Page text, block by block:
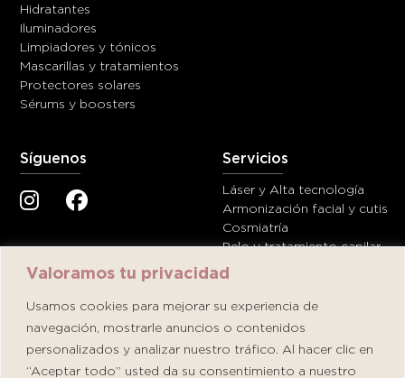
Valoramos tu privacidad
Usamos cookies para mejorar su experiencia de
navegación, mostrarle anuncios o contenidos
personalizados y analizar nuestro tráfico. Al hacer clic en
“Aceptar todo” usted da su consentimiento a nuestro
Hidratantes
Iluminadores
Limpiadores y tónicos
Mascarillas y tratamientos
Protectores solares
Sérums y boosters
Síguenos Servicios
Láser y Alta tecnología
Armonización facial y cutis
Cosmiatría
Pelo y tratamiento capilar
Ayuda
Términos y condiciones
Política de privacidad y de
cookies
Contáctanos
+51 908 902 480